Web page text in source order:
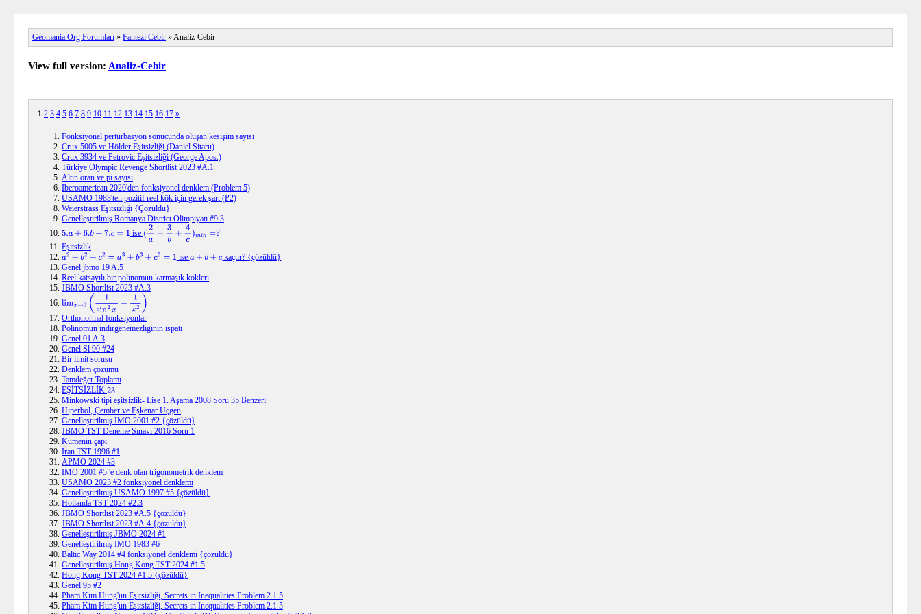
Geomania.Org Forumları » Fantezi Cebir » Analiz-Cebir
View full version: Analiz-Cebir
1 2 3 4 5 6 7 8 9 10 11 12 13 14 15 16 17 »
Fonksiyonel pertürbasyon sonucunda oluşan kesişim sayısı
Crux 5005 ve Hölder Eşitsizliği (Daniel Sitaru)
Crux 3934 ve Petrovic Eşitsizliği (George Apos.)
Türkiye Olympic Revenge Shortlist 2023 #A.1
Altın oran ve pi sayısı
Iberoamerican 2020'den fonksiyonel denklem (Problem 5)
USAMO 1983'ten pozitif reel kök için gerek şart (P2)
Weierstrass Eşitsizliği {Çözüldü}
Genelleştirilmiş Romanya District Olimpiyatı #9.3
5.a+6. b+7.c=1 ise (2a+3b+4 c)min=?
Eşitsizlik
a2 +b 2+ c2=a3 +b 3+ c3=1 ise a+b+c
kaçtır? {çözüldü}
Genel jbmo 19 A.5
Reel katsayılı bir polinomun karmaşık kökleri
JBMO Shortlist 2023 #A.3
limx→0 ( sin2x− 1x2 )
Orthonormal fonksiyonlar
Polinomun indirgenemezliginin ispatı
Genel 01 A.3
Genel Sl 90 #24
Bir limit sorusu
Denklem çözümü
Tamdeğer Toplamı
EŞİTSİZLİK 23
Minkowski tipi eşitsizlik- Lise 1. Aşama 2008 Soru 35 Benzeri
Hiperbol, Çember ve Eşkenar Üçgen
Genelleştirilmiş IMO 2001 #2 {çözüldü}
JBMO TST Deneme Sınavı 2016 Soru 1
Kümenin çapı
İran TST 1996 #1
APMO 2024 #3
IMO 2001 #5 'e denk olan trigonometrik denklem
USAMO 2023 #2 fonksiyonel denklemi
Genelleştirilmiş USAMO 1997 #5 {çözüldü}
Hollanda TST 2024 #2.3
JBMO Shortlist 2023 #A.5 {çözüldü}
JBMO Shortlist 2023 #A.4 {çözüldü}
Genelleştirilmiş JBMO 2024 #1
Genelleştirilmiş IMO 1983 #6
Baltic Way 2014 #4 fonksiyonel denklemi {çözüldü}
Genelleştirilmiş Hong Kong TST 2024 #1.5
Hong Kong TST 2024 #1.5 {çözüldü}
Genel 95 #2
Pham Kim Hung'un Eşitsizliği, Secrets in Inequalities Problem 2.1.5
Pham Kim Hung'un Eşitsizliği, Secrets in Inequalities Problem 2.1.5